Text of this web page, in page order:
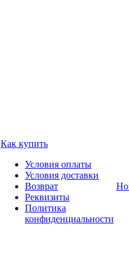
Как купить
Условия оплаты
Условия доставки
Возврат
Реквизиты
Политика
конфиденциальности